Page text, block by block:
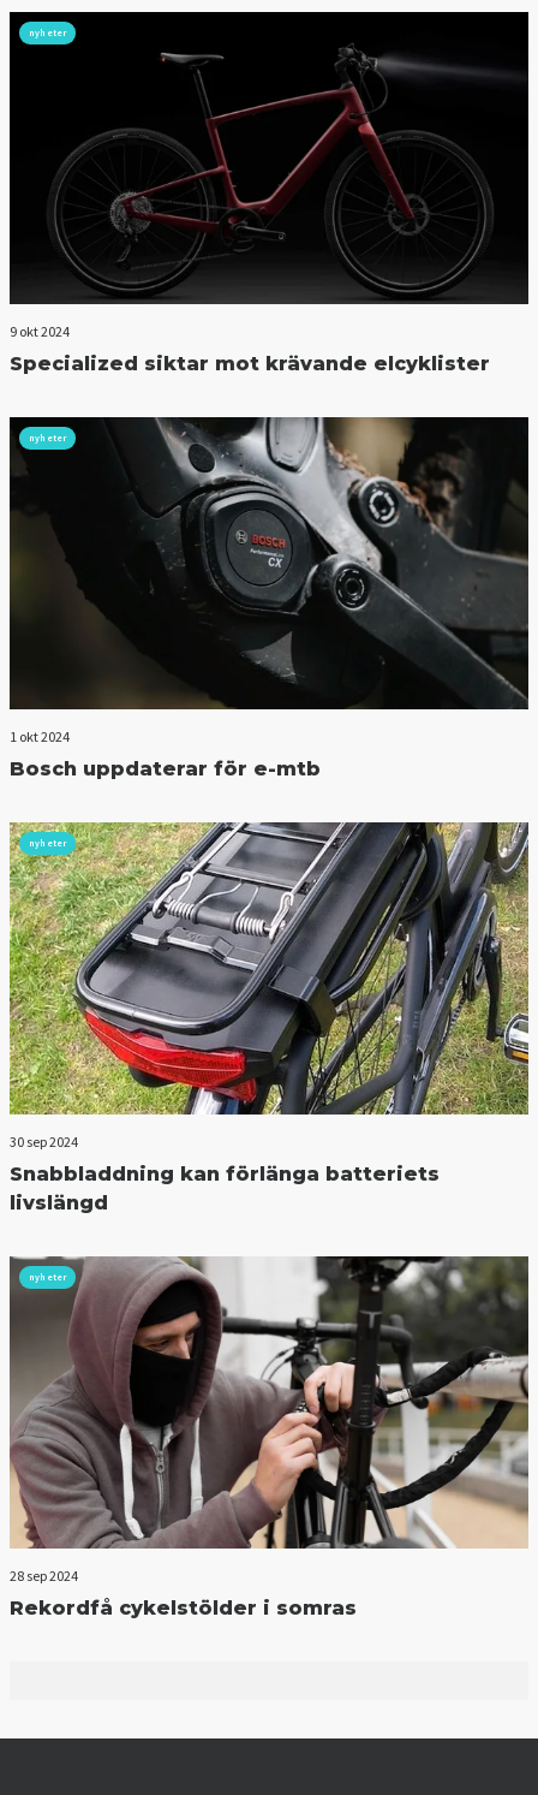
nyheter
9 okt 2024
Specialized siktar mot krävande elcyklister
nyheter
1 okt 2024
Bosch uppdaterar för e-mtb
nyheter
30 sep 2024
Snabbladdning kan förlänga batteriets
livslängd
nyheter
28 sep 2024
Rekordfå cykelstölder i somras